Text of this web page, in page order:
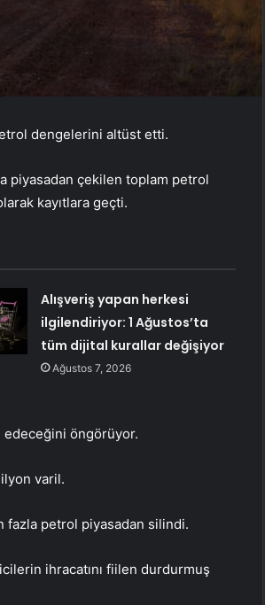
dengelerini altüst etti.
piyasadan çekilen toplam petrol
kayıtlara geçti.
Alışveriş yapan herkesi
ilgilendiriyor: 1 Ağustos’ta
tüm dijital kurallar değişiyor
Ağustos 7, 2026
edeceğini öngörüyor.
varil.
fazla petrol piyasadan silindi.
ihracatını fiilen durdurmuş